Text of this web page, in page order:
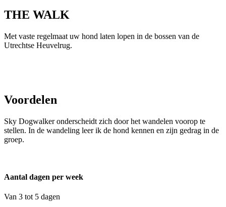
THE WALK
Met vaste regelmaat uw hond laten lopen in de bossen van de
Utrechtse Heuvelrug.
Voordelen
Sky Dogwalker onderscheidt zich door het wandelen voorop te
stellen. In de wandeling leer ik de hond kennen en zijn gedrag in de
groep.
Aantal dagen per week
Van 3 tot 5 dagen